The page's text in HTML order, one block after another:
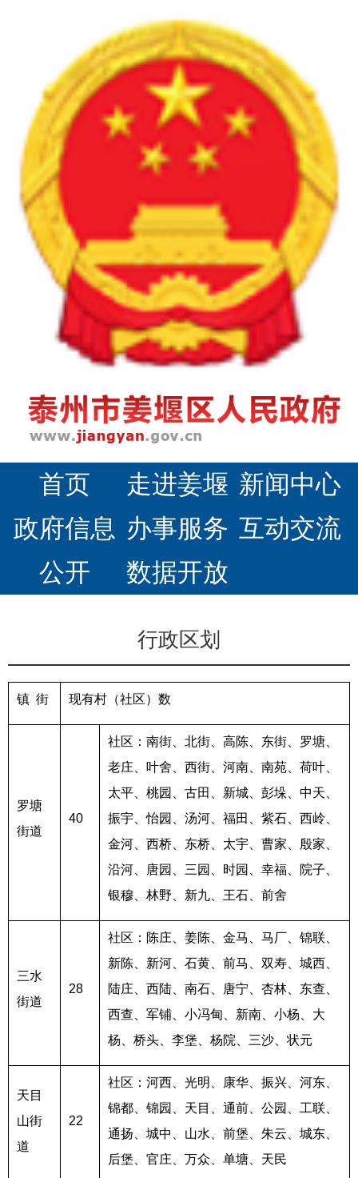
首页 走进姜堰 新闻中心
政府信息
公开
办事服务 互动交流
数据开放
行政区划
镇 街 现有村（社区）数
罗塘
街道
40
社区：南街、北街、高陈、东街、罗塘、
老庄、叶舍、西街、河南、南苑、荷叶、
太平、桃园、古田、新城、彭垛、中天、
振宇、怡园、汤河、福田、紫石、西岭、
金河、西桥、东桥、太宇、曹家、殷家、
沿河、唐园、三园、时园、幸福、院子、
银穆、林野、新九、王石、前舍
三水
街道
28
社区：陈庄、姜陈、金马、马厂、锦联、
新陈、新河、石黄、前马、双寿、城西、
陆庄、西陆、南石、唐宁、杏林、东查、
西查、军铺、小冯甸、新南、小杨、大
杨、桥头、李堡、杨院、三沙、状元
天目
山街
道
22
社区：河西、光明、康华、振兴、河东、
锦都、锦园、天目、通前、公园、工联、
通扬、城中、山水、前堡、朱云、城东、
后堡、官庄、万众、单塘、天民